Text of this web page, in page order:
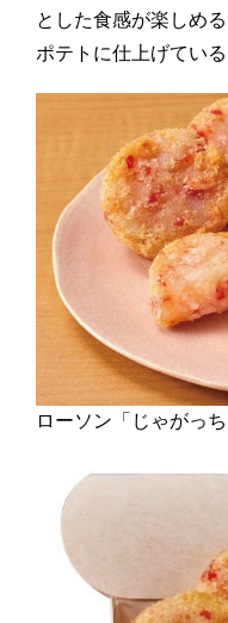
とした食感が楽しめ
ポテトに仕上げている
ローソン「じゃがっ